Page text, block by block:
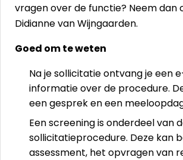
vragen over de functie? Neem
Didianne van Wijngaarden.
Goed om te weten
Na je sollicitatie ontvang je een
informatie over de procedure.
een gesprek en een
Een screening is onderdeel van
sollicitatieprocedure. Deze kan
assessment, het opvragen van